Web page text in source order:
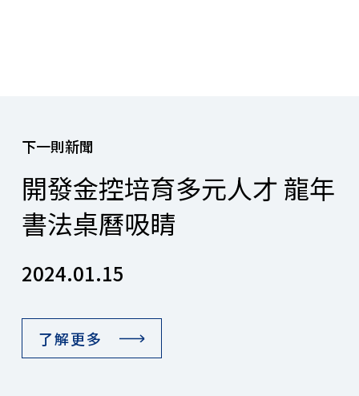
下一則新聞
開發金控培育多元人才 龍年
書法桌曆吸睛
2024.01.15
了解更多